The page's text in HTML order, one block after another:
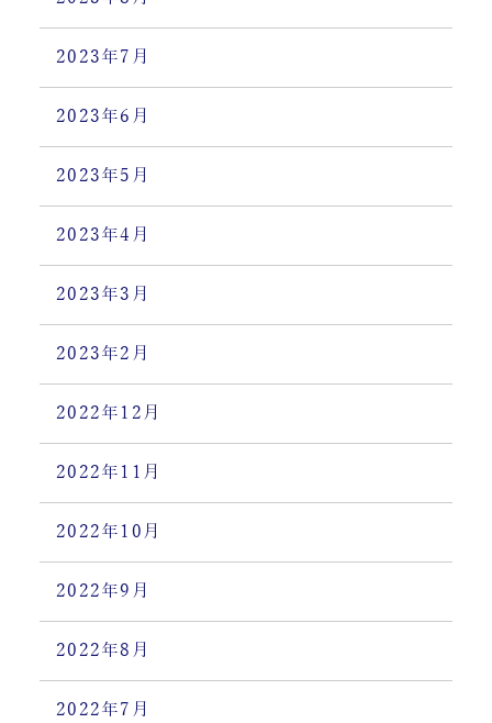
2023年7月
2023年6月
2023年5月
2023年4月
2023年3月
2023年2月
2022年12月
2022年11月
2022年10月
2022年9月
2022年8月
2022年7月